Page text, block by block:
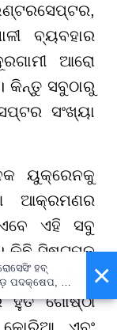
ବ୍ୟବହାର
ଆରୋ
କିନ୍ତୁ ସବୁଠାରୁ
ସଂଖ୍ୟା
ୟୁକ୍ରେନକୁ
ଆକ୍ରମଣର
ଏହି ସବୁ
କିଛି ସିଷ୍ଟମକୁ
ଦେବା ପାଇଁ
ହୁତି ଗୋଷ୍ଠୀ
ଏବଂ
×
ହବ୍
ପଦକ୍ଷେପ, ୪୨
ସୁଯୋଗ